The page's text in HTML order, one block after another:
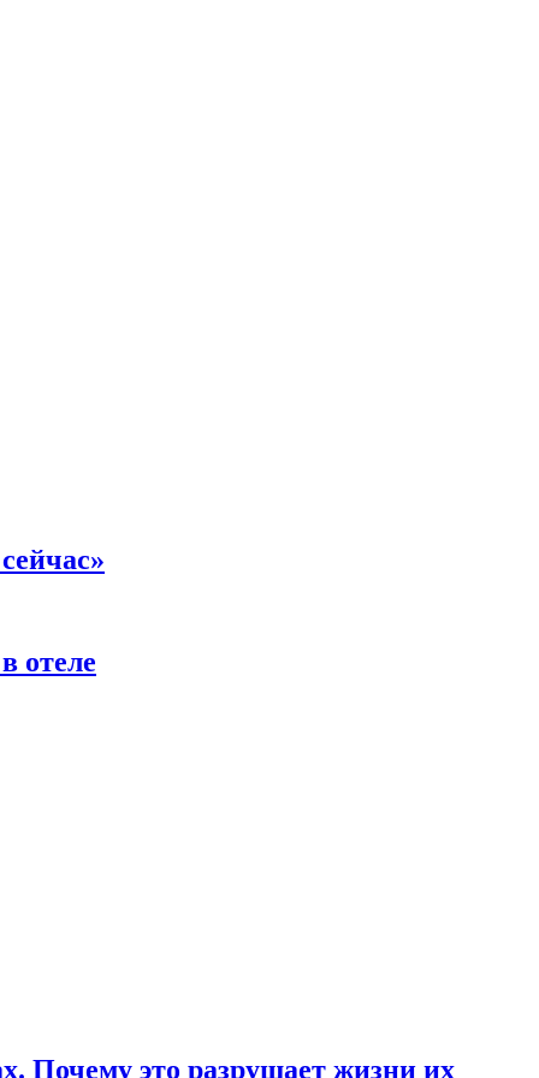
отеле
Почему это разрушает жизни их